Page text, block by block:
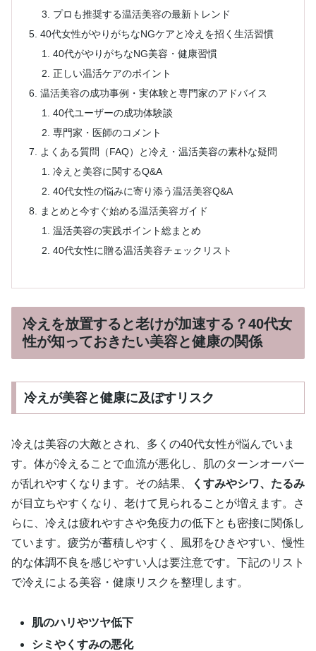
プロも推奨する温活美容の最新トレンド
40代女性がやりがちなNGケアと冷えを招く生活習慣
40代がやりがちなNG美容・健康習慣
正しい温活ケアのポイント
温活美容の成功事例・実体験と専門家のアドバイス
40代ユーザーの成功体験談
専門家・医師のコメント
よくある質問（FAQ）と冷え・温活美容の素朴な疑問
冷えと美容に関するQ&A
40代女性の悩みに寄り添う温活美容Q&A
まとめと今すぐ始める温活美容ガイド
温活美容の実践ポイント総まとめ
40代女性に贈る温活美容チェックリスト
冷えを放置すると老けが加速する？40代女
性が知っておきたい美容と健康の関係
冷えが美容と健康に及ぼすリスク
冷えは美容の大敵とされ、多くの40代女性が悩んでいま
す。体が冷えることで血流が悪化し、肌のターンオーバー
が乱れやすくなります。その結果、
くすみやシワ、たるみ
が目立ちやすくなり、老けて見られることが増えます。さ
らに、冷えは疲れやすさや免疫力の低下とも密接に関係し
ています。疲労が蓄積しやすく、風邪をひきやすい、慢性
的な体調不良を感じやすい人は要注意です。下記のリスト
で冷えによる美容・健康リスクを整理します。
肌のハリやツヤ低下
シミやくすみの悪化